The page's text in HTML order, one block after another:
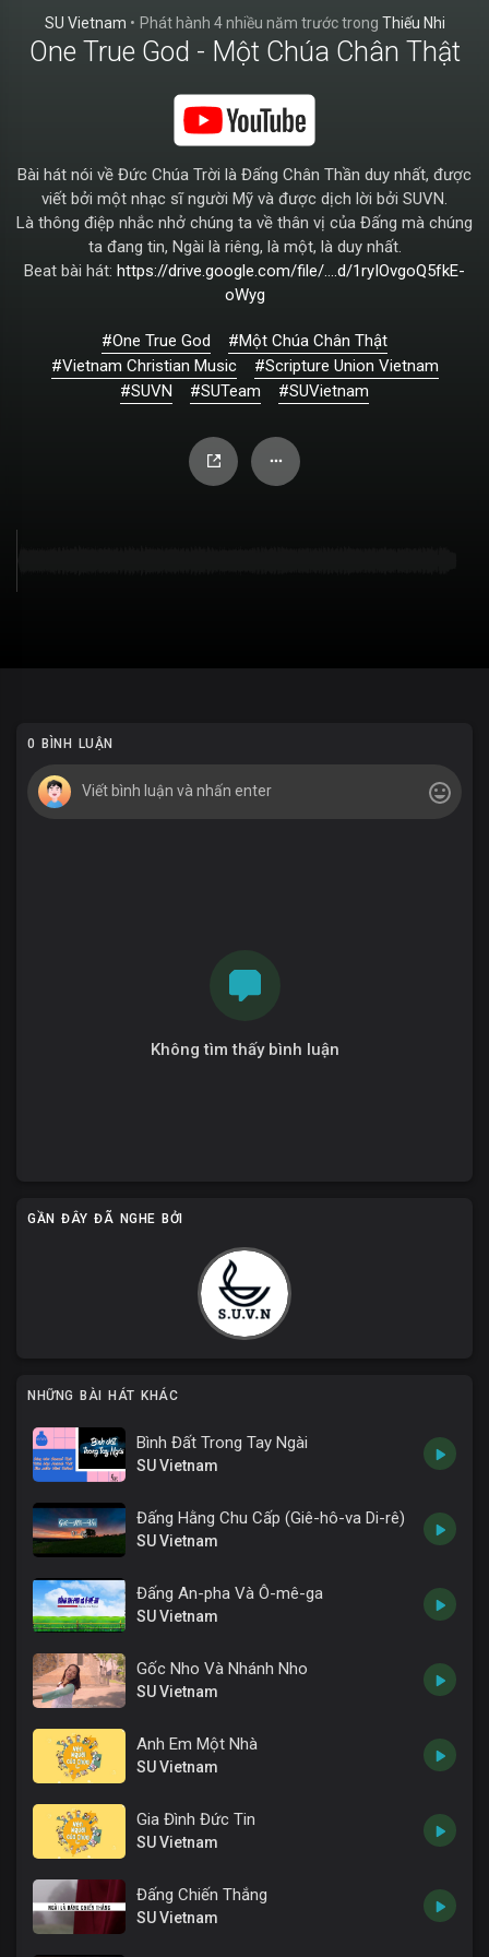
SU Vietnam • Phát hành 4 nhiều năm trướctrong Thiếu Nhi
One True God - Một Chúa Chân Thật
Bài hát nói về Đức Chúa Trời là Đấng Chân Thần duy nhất, được
viết bởi một nhạc sĩ người Mỹ và được dịch lời bởi SUVN.
Là thông điệp nhắc nhở chúng ta về thân vị của Đấng mà chúng
ta đang tin, Ngài là riêng, là một, là duy nhất.
Beat bài hát: https://drive.google.com/file/....d/1ryIOvgoQ5fkE-
oWyg
#One True God
#Một Chúa Chân Thật
#Vietnam Christian Music
#Scripture Union Vietnam
#SUVN
#SUTeam #SUVietnam
0 BÌNH LUẬN
Không tìm thấy bình luận
GẦN ĐÂY ĐÃ NGHE BỞI
NHỮNG BÀI HÁT KHÁC
Bình Đất Trong Tay Ngài
SU Vietnam
Đấng Hằng Chu Cấp (Giê-hô-va Di-rê)
SU Vietnam
Đấng An-pha Và Ô-mê-ga
SU Vietnam
Gốc Nho Và Nhánh Nho
SU Vietnam
Anh Em Một Nhà
SU Vietnam
Gia Đình Đức Tin
SU Vietnam
Đấng Chiến Thắng
SU Vietnam